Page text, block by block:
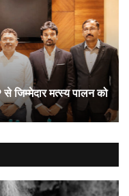
जिम्मेदार मत्स्य पालन को